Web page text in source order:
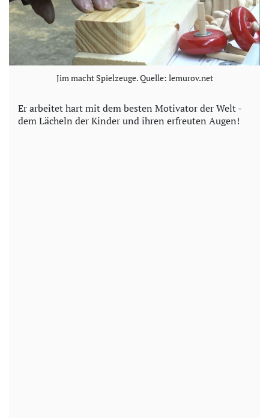
Jim macht Spielzeuge. Quelle: lemurov.net
Er arbeitet hart mit dem besten Motivator der Welt -
dem Lächeln der Kinder und ihren erfreuten Augen!